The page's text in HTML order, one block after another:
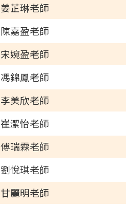
姜芷琳老師
陳嘉盈老師
宋婉盈老師
馮錦鳳老師
李美欣老師
崔潔怡老師
傅瑞霖老師
劉悅琪老師
甘麗明老師